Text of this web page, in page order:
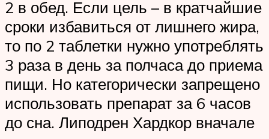
2 в обед. Если цель – в кратчайшие
сроки избавиться от лишнего жира,
то по 2 таблетки нужно употреблять
3 раза в день за полчаса до приема
пищи. Но категорически запрещено
использовать препарат за 6 часов
до сна. Липодрен Хардкор вначале